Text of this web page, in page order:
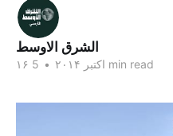
الشرق الاوسط
۱۶ اکتبر ۲۰۱۴ • 5 min read